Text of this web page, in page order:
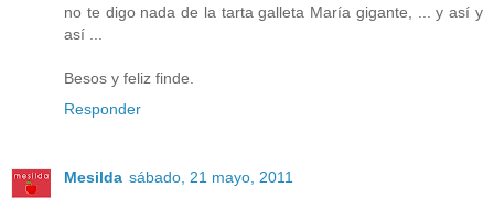
no te digo nada de la tarta galleta María gigante, ... y así y
así ...
Besos y feliz finde.
Responder
Mesilda sábado, 21 mayo, 2011